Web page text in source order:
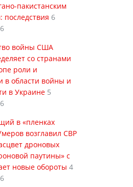
пакистанским
последствия 6
войны США
со странами
роли и
в области войны и
в Украине 5
в «пленках
возглавил СВР
дроновых
паутины» с
новые обороты 4